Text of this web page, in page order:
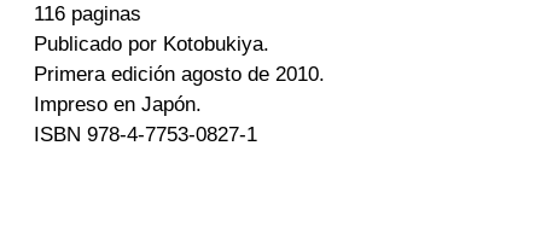
116 paginas
Publicado por Kotobukiya.
Primera edición agosto de 2010.
Impreso en Japón.
ISBN 978-4-7753-0827-1